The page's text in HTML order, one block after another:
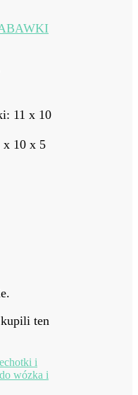
11 x 10
x 10 x 5
ten
i
wózka i